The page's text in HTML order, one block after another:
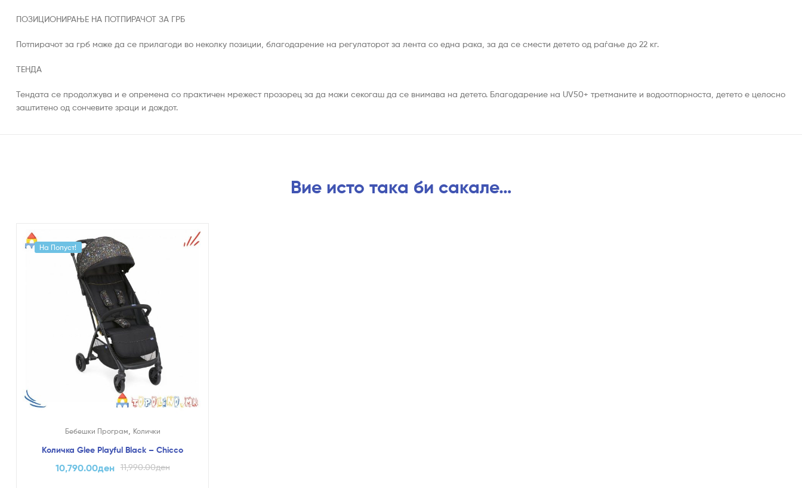
ПОЗИЦИОНИРАЊЕ НА ПОТПИРАЧОТ ЗА ГРБ
Потпирачот за грб може да се прилагоди во неколку позиции, благодарение на регулаторот за лента со една рака, за да се смести детето од раѓање до 22 кг.
ТЕНДА
Тендата се продолжува и е опремена со практичен мрежест прозорец за да можи секогаш да се внимава на детето. Благодарение на UV50+ третманите и водоотпорноста, детето е целосно
заштитено од сончевите зраци и дождот.
Вие исто така би сакале…
На Попуст!
Бебешки Програм Колички
Количка Glee Playful Black – Chicco
11,990.00ден
10,790.00ден